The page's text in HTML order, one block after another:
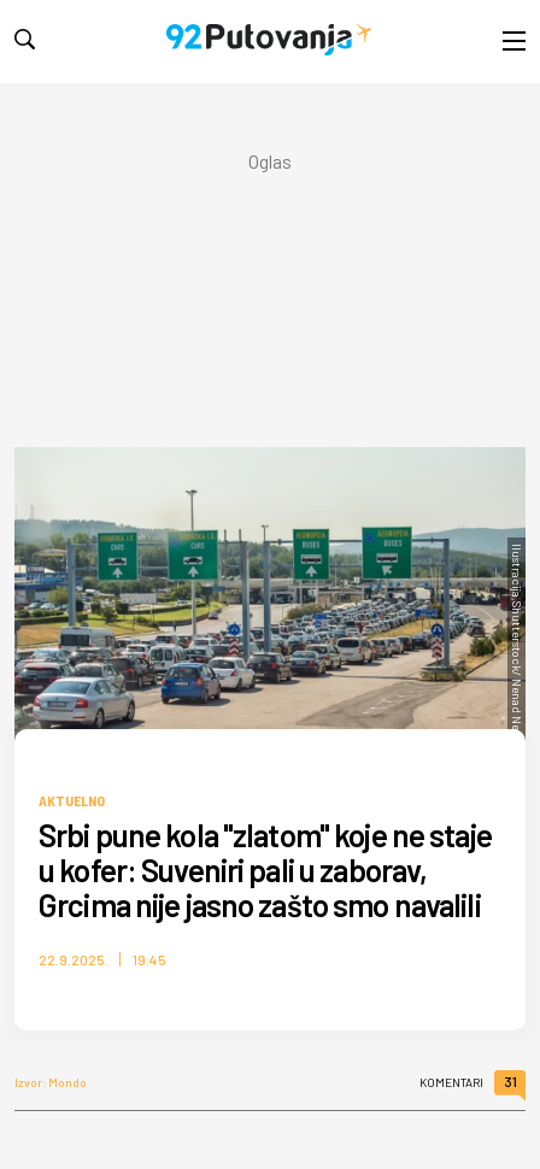
Ilustracija,Shutterstock/ Nenad Nedomacki
AKTUELNO
Srbi pune kola "zlatom" koje ne staje
u kofer: Suveniri pali u zaborav,
Grcima nije jasno zašto smo navalili
22.9.2025. 19:45
Izvor: Mondo KOMENTARI 31